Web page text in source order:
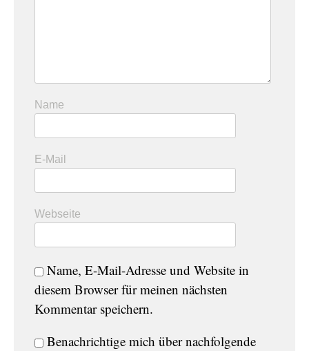
Name
E-Mail
Webseite
Name, E-Mail-Adresse und Website in
diesem Browser für meinen nächsten
Kommentar speichern.
Benachrichtige mich über nachfolgende